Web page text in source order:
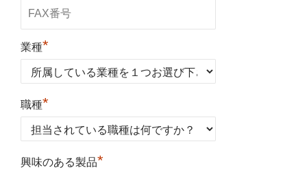
業種*
職種*
興味のある製品*